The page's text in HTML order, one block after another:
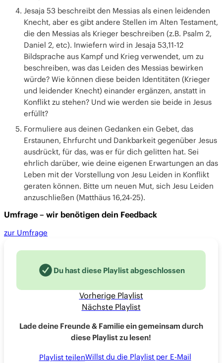
Jesaja 53 beschreibt den Messias als einen leidenden
Knecht, aber es gibt andere Stellen im Alten Testament,
die den Messias als Krieger beschreiben (z.B. Psalm 2,
Daniel 2, etc). Inwiefern wird in Jesaja 53,11-12
Bildsprache aus Kampf und Krieg verwendet, um zu
beschreiben, was das Leiden des Messias bewirken
würde? Wie können diese beiden Identitäten (Krieger
und leidender Knecht) einander ergänzen, anstatt in
Konflikt zu stehen? Und wie werden sie beide in Jesus
erfüllt?
Formuliere aus deinen Gedanken ein Gebet, das
Erstaunen, Ehrfurcht und Dankbarkeit gegenüber Jesus
ausdrückt, für das, was er für dich gelitten hat. Sei
ehrlich darüber, wie deine eigenen Erwartungen an das
Leben mit der Vorstellung von Jesu Leiden in Konflikt
geraten können. Bitte um neuen Mut, sich Jesu Leiden
anzuschließen (Matthäus 16,24-25).
Umfrage – wir benötigen dein Feedback
zur Umfrage
Du hast diese Playlist abgeschlossen
Vorherige Playlist
Nächste Playlist
Lade deine Freunde & Familie ein gemeinsam durch
diese Playlist zu lesen!
Playlist teilenWillst du die Playlist per E-Mail